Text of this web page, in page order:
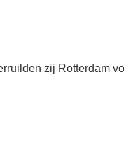
zij Rotterdam